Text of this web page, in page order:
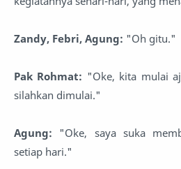
Zandy, Febri, Agung: "Oh gitu."
Pak Rohmat: "Oke, kita mulai
silahkan dimulai."
Agung: "Oke, saya suka
setiap hari."